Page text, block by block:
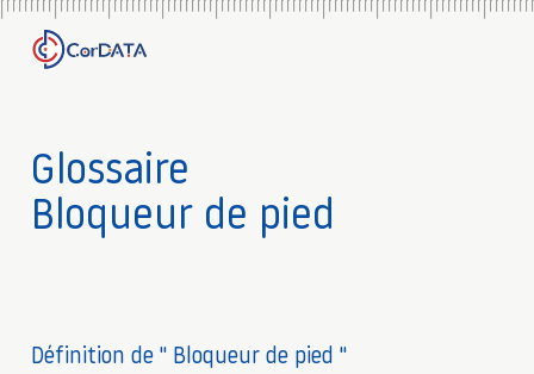
Glossaire
Bloqueur de pied
Définition de " Bloqueur de pied "